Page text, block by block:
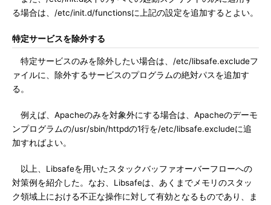
る場合は、/etc/init.d/functionsに上記の設定を追加するとよい。
特定サービスを除外する
特定サービスのみを除外したい場合は、/etc/libsafe.excludeフ
ァイルに、除外するサービスのプログラムの絶対パスを追加す
る。
例えば、Apacheのみを対象外にする場合は、Apacheのデーモ
ンプログラムの/usr/sbin/httpdの1行を/etc/libsafe.excludeに追
加すればよい。
以上、Libsafeを用いたスタックバッファオーバーフローへの
対策例を紹介した。なお、Libsafeは、あくまでメモリのスタッ
ク領域上における不正な操作に対して有効となるものであり、ま